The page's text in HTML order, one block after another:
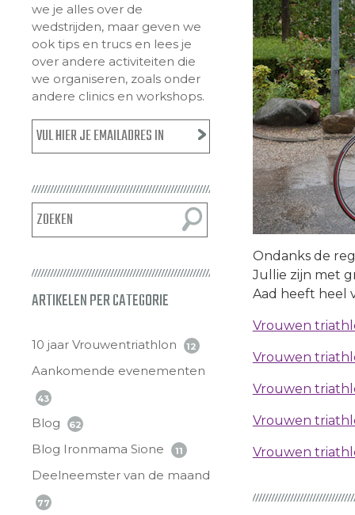
we je alles over de
wedstrijden, maar geven we
ook tips en trucs en lees je
over andere activiteiten die
we organiseren, zoals onder
andere clinics en workshops.
ARTIKELEN PER CATEGORIE
10 jaar Vrouwentriathlon 12
Aankomende evenementen
43
Blog 62
Blog Ironmama Sione 11
Deelneemster van de maand
77
Ondanks de
Jullie zijn met
Aad heeft heel
Vrouwen
Vrouwen
Vrouwen
Vrouwen
Vrouwen